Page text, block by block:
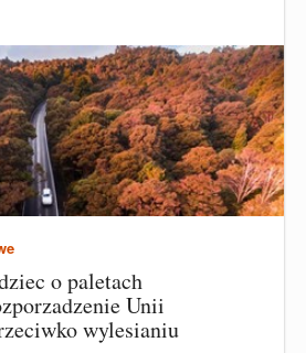
o paletach
Unii
wylesianiu